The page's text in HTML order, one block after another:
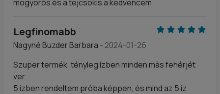
mogyorós és a tejcsokis a kedvencem.
Legfinomabb
Nagyné Buzder Barbara - 2024-01-26
Szuper termék, tényleg ízben minden más fehérjét
ver.
5 ízben rendeltem próba képpen, és mind az 5 íz